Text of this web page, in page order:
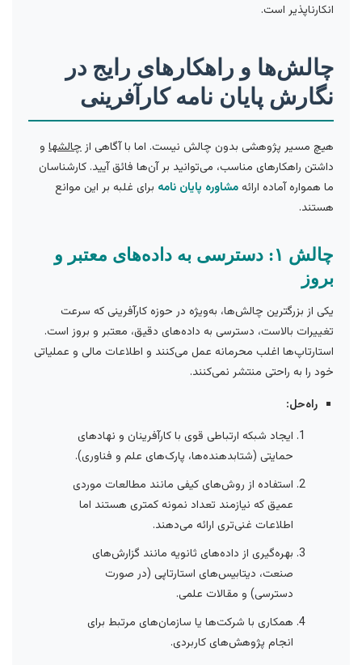
انکارناپذیر است.
چالش‌ها و راهکارهای رایج در
نگارش پایان نامه کارآفرینی
هیچ مسیر پژوهشی بدون چالش نیست. اما با آگاهی ازچالشها و
داشتن راهکارهای مناسب، می‌توانید بر آن‌ها فائق آیید. کارشناسان
ما همواره آماده ارائه مشاوره پایان نامه برای غلبه بر این موانع
هستند.
چالش ۱: دسترسی به داده‌های معتبر و
بروز
یکی از بزرگترین چالش‌ها، به‌ویژه در حوزه کارآفرینی که سرعت
تغییرات بالاست، دسترسی به داده‌های دقیق، معتبر و بروز است.
استارتاپ‌ها اغلب محرمانه عمل می‌کنند و اطلاعات مالی و عملیاتی
خود را به راحتی منتشر نمی‌کنند.
راه‌حل:
ایجاد شبکه ارتباطی قوی با کارآفرینان و نهادهای
حمایتی (شتابدهنده‌ها، پارک‌های علم و فناوری).
استفاده از روش‌های کیفی مانند مطالعات موردی
عمیق که نیازمند تعداد نمونه کمتری هستند اما
اطلاعات غنی‌تری ارائه می‌دهند.
بهره‌گیری از داده‌های ثانویه مانند گزارش‌های
صنعت، دیتابیس‌های استارتاپی (در صورت
دسترسی) و مقالات علمی.
همکاری با شرکت‌ها یا سازمان‌های مرتبط برای
انجام پژوهش‌های کاربردی.